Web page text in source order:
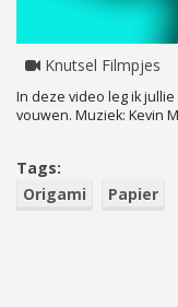
Knutsel Filmpjes
In deze video leg ik
vouwen. Muziek: Kevin
Tags:
Origami
Papier